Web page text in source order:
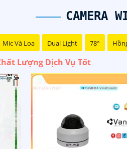
CAMERA
Mic Và Loa Dual Light 78°
Lượng Dịch Vụ Tốt